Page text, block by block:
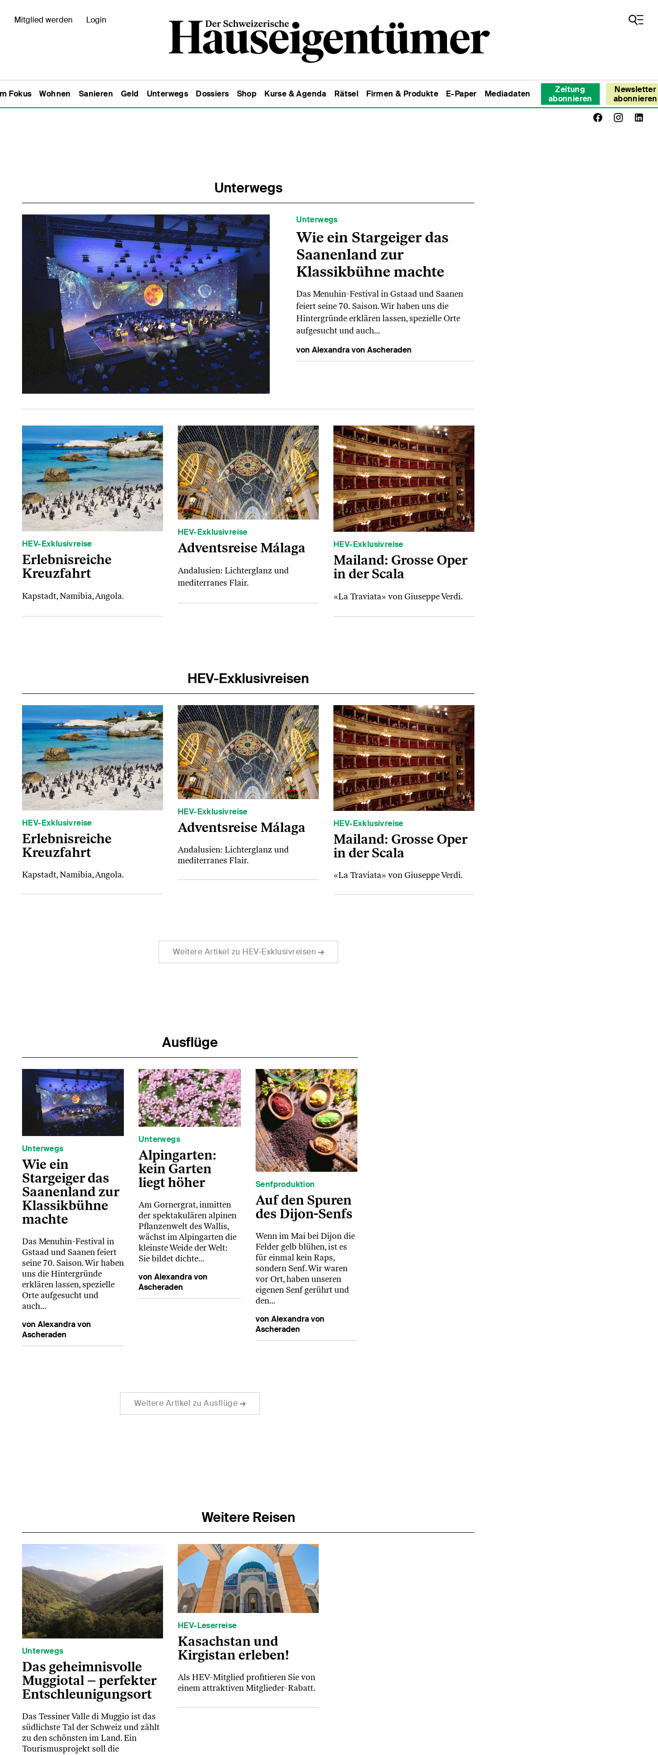
Mitglied werden Login
Fokus Wohnen Sanieren Geld Unterwegs Dossiers Shop Kurse & Agenda Rätsel Firmen & Produkte E-Paper Mediadaten
Zeitung
abonnieren
Newsletter
abonnieren
Unterwegs
Unterwegs
Wie ein Stargeiger das
Saanenland zur
Klassikbühne machte
Das Menuhin-Festival in Gstaad und Saanen
feiert seine 70. Saison. Wir haben uns die
Hintergründe erklären lassen, spezielle Orte
aufgesucht und auch…
von Alexandra von Ascheraden
HEV-Exklusivreise
Erlebnisreiche
Kreuzfahrt
Kapstadt, Namibia, Angola.
HEV-Exklusivreise
Adventsreise Málaga
Andalusien: Lichterglanz und
mediterranes Flair.
HEV-Exklusivreise
Mailand: Grosse Oper
in der Scala
«La Traviata» von Giuseppe Verdi.
HEV-Exklusivreisen
HEV-Exklusivreise
Erlebnisreiche
Kreuzfahrt
Kapstadt, Namibia, Angola.
HEV-Exklusivreise
Adventsreise Málaga
Andalusien: Lichterglanz und
mediterranes Flair.
HEV-Exklusivreise
Mailand: Grosse Oper
in der Scala
«La Traviata» von Giuseppe Verdi.
Weitere Artikel zu HEV-Exklusivreisen
Ausflüge
Unterwegs
Wie ein
Stargeiger das
Saanenland zur
Klassikbühne
machte
Das Menuhin-Festival in
Gstaad und Saanen feiert
seine 70. Saison. Wir haben
uns die Hintergründe
erklären lassen, spezielle
Orte aufgesucht und
auch…
von Alexandra von
Ascheraden
Unterwegs
Alpingarten:
kein Garten
liegt höher
Am Gornergrat, inmitten
der spektakulären alpinen
Pflanzenwelt des Wallis,
wächst im Alpingarten die
kleinste Weide der Welt:
Sie bildet dichte…
von Alexandra von
Ascheraden
Senfproduktion
Auf den Spuren
des Dijon-Senfs
Wenn im Mai bei Dijon die
Felder gelb blühen, ist es
für einmal kein Raps,
sondern Senf. Wir waren
vor Ort, haben unseren
eigenen Senf gerührt und
den…
von Alexandra von
Ascheraden
Weitere Artikel zu Ausflüge
Weitere Reisen
Unterwegs
Das geheimnisvolle
Muggiotal – perfekter
Entschleunigungsort
Das Tessiner Valle di Muggio ist das
südlichste Tal der Schweiz und zählt
zu den schönsten im Land. Ein
Tourismusprojekt soll die
HEV-Leserreise
Kasachstan und
Kirgistan erleben!
Als HEV-Mitglied profitieren Sie von
einem attraktiven Mitglieder-Rabatt.